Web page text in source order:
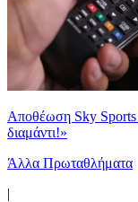
Αποθέωση Sky Sports
διαμάντι!»
Άλλα Πρωταθλήματα
|